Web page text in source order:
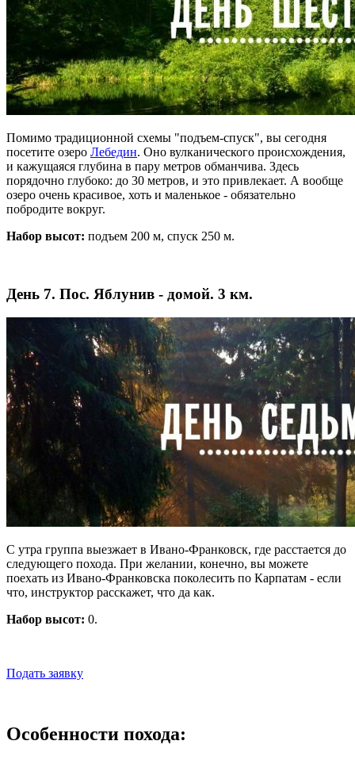
Помимо традиционной схемы "подъем-спуск", вы сегодня
посетите озеро Лебедин. Оно вулканического происхождения,
и кажущаяся глубина в пару метров обманчива. Здесь
порядочно глубоко: до 30 метров, и это привлекает. А вообще
озеро очень красивое, хоть и маленькое - обязательно
побродите вокруг.
Набор высот: подъем 200 м, спуск 250 м.
День 7. Пос. Яблунив - домой. 3 км.
С утра группа выезжает в Ивано-Франковск, где расстается до
следующего похода. При желании, конечно, вы можете
поехать из Ивано-Франковска поколесить по Карпатам - если
что, инструктор расскажет, что да как.
Набор высот: 0.
Подать заявку
Особенности похода: